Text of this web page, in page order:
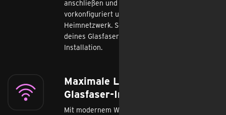
anschließen und lossurfen – dein Router ist
vorkonfiguriert und sofort einsatzbereit für dein
Heimnetzwerk. So nutzt du die volle
deines Glasfaser-Internets – ohne zusätzliche
Installation.
Maximale Leistung für dein
Glasfaser-Internet
Mit modernem Wi-Fi 6 verteilt